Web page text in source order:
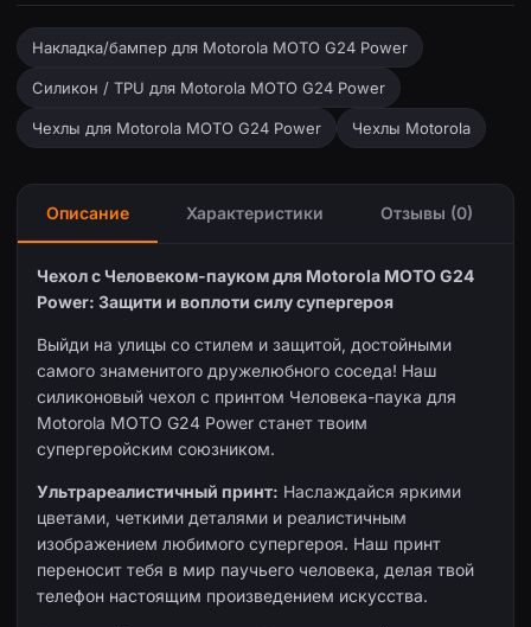
Накладка/бампер для Motorola MOTO G24 Power
Силикон / TPU для Motorola MOTO G24 Power
Чехлы для Motorola MOTO G24 Power Чехлы Motorola
Описание Характеристики Отзывы (0)
Чехол с Человеком-пауком для Motorola MOTO G24
Power: Защити и воплоти силу супергероя
Выйди на улицы со стилем и защитой, достойными
самого знаменитого дружелюбного соседа! Наш
силиконовый чехол с принтом Человека-паука для
Motorola MOTO G24 Power станет твоим
супергеройским союзником.
Ультрареалистичный принт: Наслаждайся яркими
цветами, четкими деталями и реалистичным
изображением любимого супергероя. Наш принт
переносит тебя в мир паучьего человека, делая твой
телефон настоящим произведением искусства.